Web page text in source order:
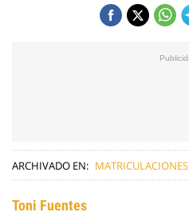
ARCHIVADO EN: MATRICULACIONES
Toni Fuentes